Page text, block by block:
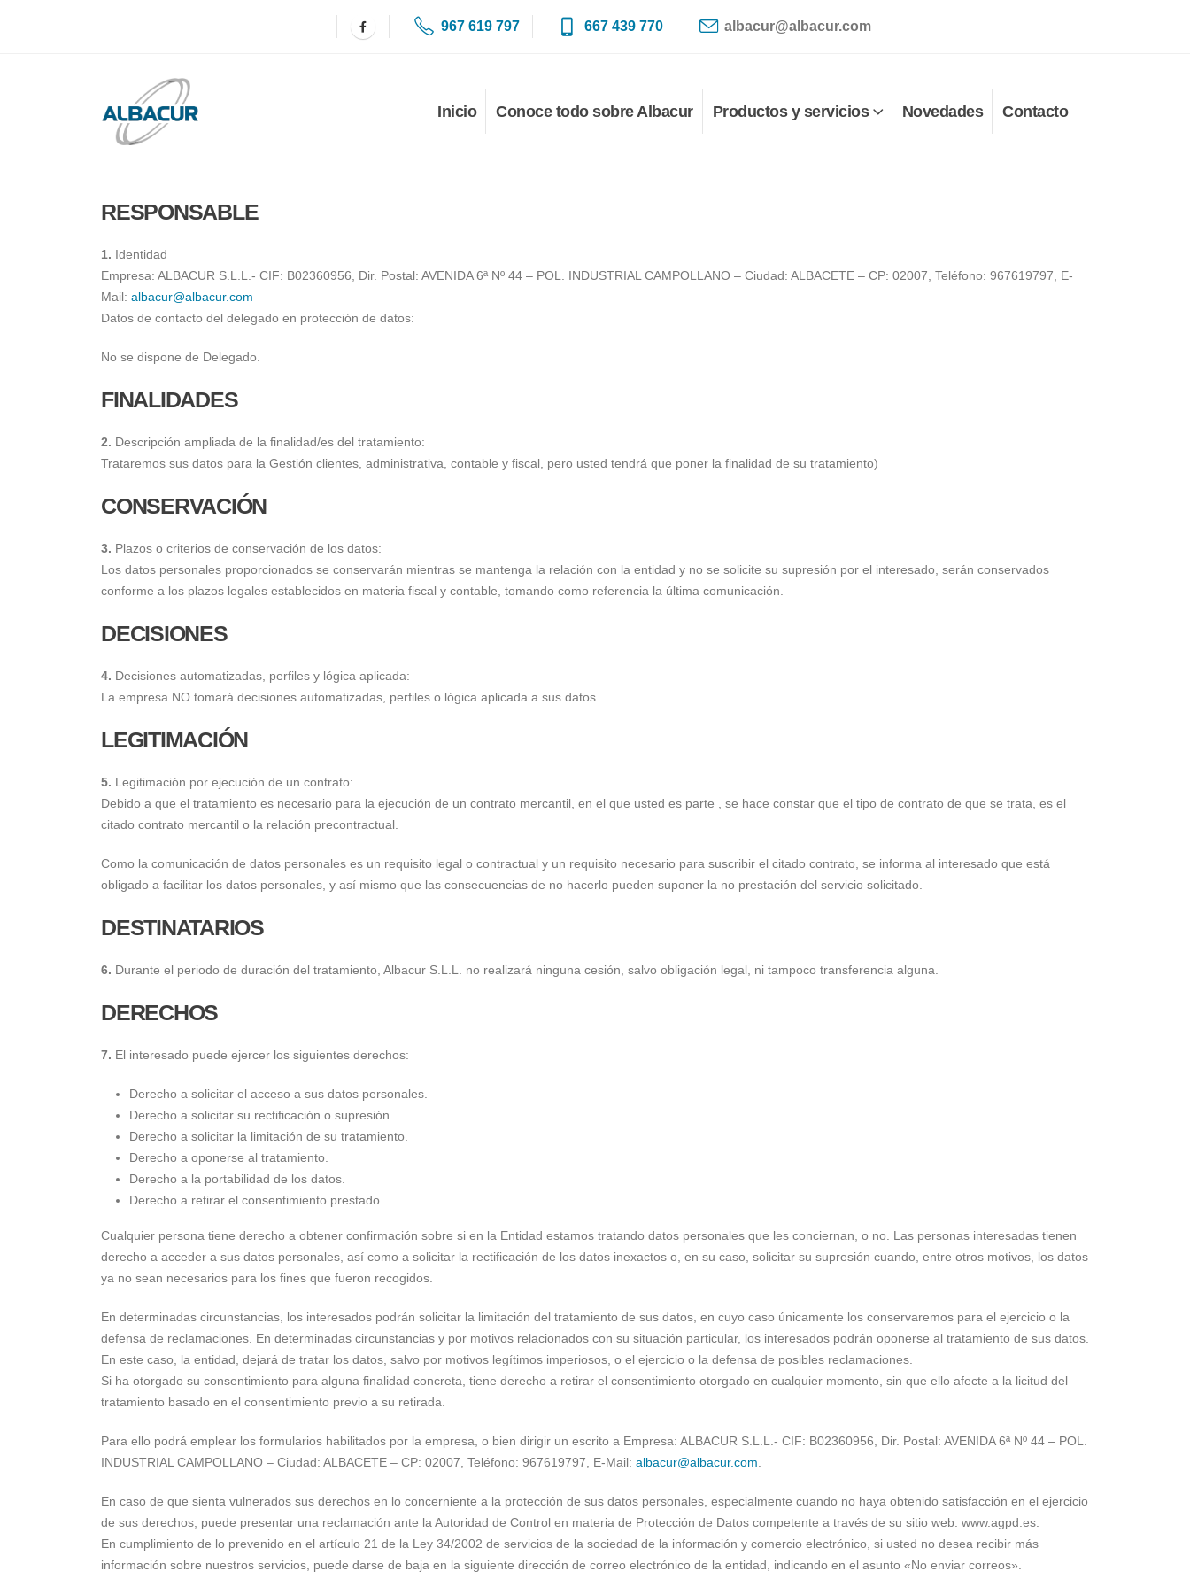
967 619 797 667 439 770 albacur@albacur.com
Inicio Conoce todo sobre Albacur Productos y servicios Novedades Contacto
RESPONSABLE
1. Identidad
Empresa: ALBACUR S.L.L.- CIF: B02360956, Dir. Postal: AVENIDA 6ª Nº 44 – POL. INDUSTRIAL CAMPOLLANO – Ciudad: ALBACETE – CP: 02007, Teléfono: 967619797, E-
Mail: albacur@albacur.com
Datos de contacto del delegado en protección de datos:
No se dispone de Delegado.
FINALIDADES
2. Descripción ampliada de la finalidad/es del tratamiento:
Trataremos sus datos para la Gestión clientes, administrativa, contable y fiscal, pero usted tendrá que poner la finalidad de su tratamiento)
CONSERVACIÓN
3. Plazos o criterios de conservación de los datos:
Los datos personales proporcionados se conservarán mientras se mantenga la relación con la entidad y no se solicite su supresión por el interesado, serán conservados
conforme a los plazos legales establecidos en materia fiscal y contable, tomando como referencia la última comunicación.
DECISIONES
4. Decisiones automatizadas, perfiles y lógica aplicada:
La empresa NO tomará decisiones automatizadas, perfiles o lógica aplicada a sus datos.
LEGITIMACIÓN
5. Legitimación por ejecución de un contrato:
Debido a que el tratamiento es necesario para la ejecución de un contrato mercantil, en el que usted es parte , se hace constar que el tipo de contrato de que se trata, es el
citado contrato mercantil o la relación precontractual.
Como la comunicación de datos personales es un requisito legal o contractual y un requisito necesario para suscribir el citado contrato, se informa al interesado que está
obligado a facilitar los datos personales, y así mismo que las consecuencias de no hacerlo pueden suponer la no prestación del servicio solicitado.
DESTINATARIOS
6. Durante el periodo de duración del tratamiento, Albacur S.L.L. no realizará ninguna cesión, salvo obligación legal, ni tampoco transferencia alguna.
DERECHOS
7. El interesado puede ejercer los siguientes derechos:
Derecho a solicitar el acceso a sus datos personales.
Derecho a solicitar su rectificación o supresión.
Derecho a solicitar la limitación de su tratamiento.
Derecho a oponerse al tratamiento.
Derecho a la portabilidad de los datos.
Derecho a retirar el consentimiento prestado.
Cualquier persona tiene derecho a obtener confirmación sobre si en la Entidad estamos tratando datos personales que les conciernan, o no. Las personas interesadas tienen
derecho a acceder a sus datos personales, así como a solicitar la rectificación de los datos inexactos o, en su caso, solicitar su supresión cuando, entre otros motivos, los datos
ya no sean necesarios para los fines que fueron recogidos.
En determinadas circunstancias, los interesados podrán solicitar la limitación del tratamiento de sus datos, en cuyo caso únicamente los conservaremos para el ejercicio o la
defensa de reclamaciones. En determinadas circunstancias y por motivos relacionados con su situación particular, los interesados podrán oponerse al tratamiento de sus datos.
En este caso, la entidad, dejará de tratar los datos, salvo por motivos legítimos imperiosos, o el ejercicio o la defensa de posibles reclamaciones.
Si ha otorgado su consentimiento para alguna finalidad concreta, tiene derecho a retirar el consentimiento otorgado en cualquier momento, sin que ello afecte a la licitud del
tratamiento basado en el consentimiento previo a su retirada.
Para ello podrá emplear los formularios habilitados por la empresa, o bien dirigir un escrito a Empresa: ALBACUR S.L.L.- CIF: B02360956, Dir. Postal: AVENIDA 6ª Nº 44 – POL.
INDUSTRIAL CAMPOLLANO – Ciudad: ALBACETE – CP: 02007, Teléfono: 967619797, E-Mail: albacur@albacur.com
En caso de que sienta vulnerados sus derechos en lo concerniente a la protección de sus datos personales, especialmente cuando no haya obtenido satisfacción en el ejercicio
de sus derechos, puede presentar una reclamación ante la Autoridad de Control en materia de Protección de Datos competente a través de su sitio web: www.agpd.es.
En cumplimiento de lo prevenido en el artículo 21 de la Ley 34/2002 de servicios de la sociedad de la información y comercio electrónico, si usted no desea recibir más
información sobre nuestros servicios, puede darse de baja en la siguiente dirección de correo electrónico de la entidad, indicando en el asunto «No enviar correos».